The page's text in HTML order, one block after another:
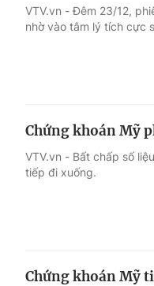
VTV.vn - Đêm 23/12,
nhờ vào tâm lý tích cực
Chứng khoán Mỹ
VTV.vn - Bất chấp số
tiếp đi xuống.
Chứng khoán Mỹ